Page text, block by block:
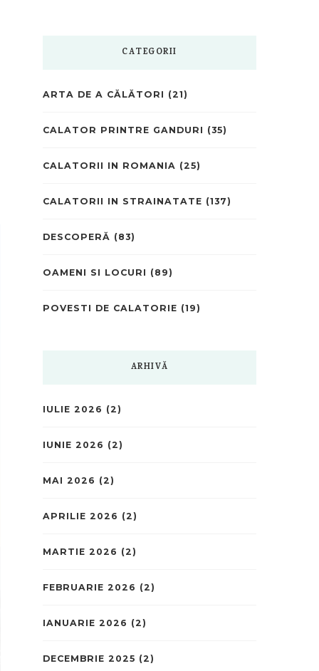
CATEGORII
ARTA DE A CĂLĂTORI (21)
CALATOR PRINTRE GANDURI (35)
CALATORII IN ROMANIA (25)
CALATORII IN STRAINATATE (137)
DESCOPERĂ (83)
OAMENI SI LOCURI (89)
POVESTI DE CALATORIE (19)
ARHIVĂ
IULIE 2026 (2)
IUNIE 2026 (2)
MAI 2026 (2)
APRILIE 2026 (2)
MARTIE 2026 (2)
FEBRUARIE 2026 (2)
IANUARIE 2026 (2)
DECEMBRIE 2025 (2)